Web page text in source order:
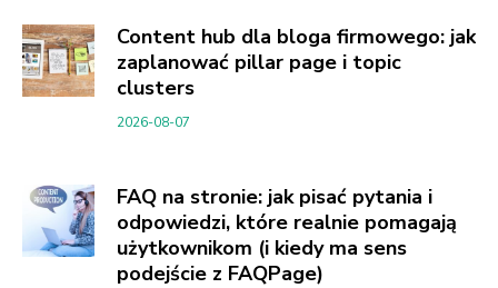
Content hub dla bloga firmowego: jak
zaplanować pillar page i topic
clusters
2026-08-07
FAQ na stronie: jak pisać pytania i
odpowiedzi, które realnie pomagają
użytkownikom (i kiedy ma sens
podejście z FAQPage)